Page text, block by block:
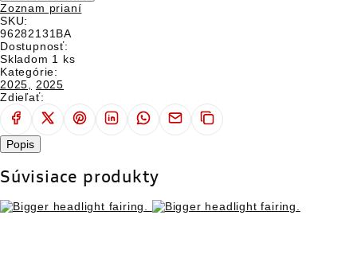
APLIKÁCIE
WORLD DUCATI WEEK
SPOLOČENSKÁ ZODPOVEDNOSŤ FIRIEM
EVENTY
Zoznam prianí
SKU:
96282131BA
Dostupnosť:
Skladom 1 ks
Kategórie:
2025,
2025
Zdieľať:
Popis
Súvisiace produkty